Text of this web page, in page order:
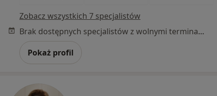
Zobacz wszystkich 7 specjalistów
Brak dostępnych specjalistów z wolnymi terminami w tym centrum medycznym.
Pokaż profil